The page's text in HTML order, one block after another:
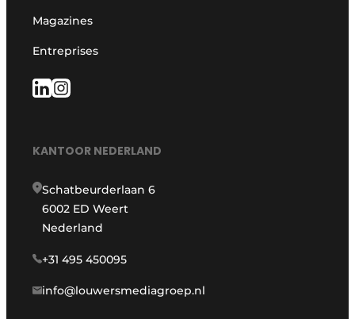
Magazines
Entreprises
KANTOOR NEDERLAND
Schatbeurderlaan 6
6002 ED Weert
Nederland
+31 495 450095
info@louwersmediagroep.nl